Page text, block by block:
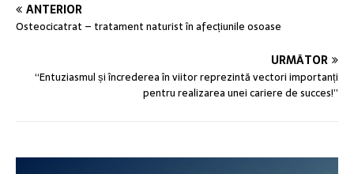
ANTERIOR
Osteocicatrat – tratament naturist în afecțiunile osoase
URMĂTOR
“Entuziasmul și încrederea în viitor reprezintă vectori importanți
pentru realizarea unei cariere de succes!”